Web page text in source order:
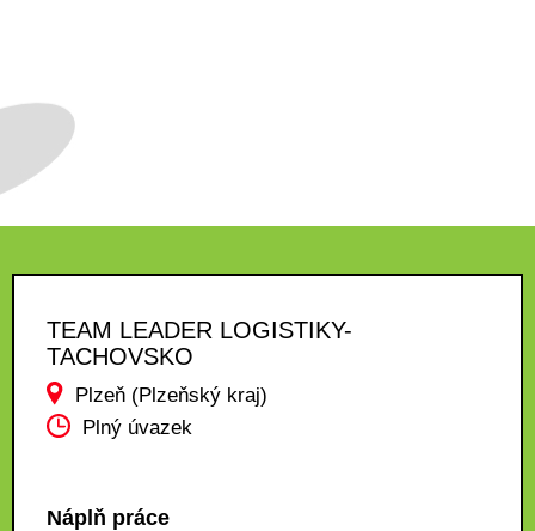
TEAM LEADER LOGISTIKY-
TACHOVSKO
Plzeň (Plzeňský kraj)
Plný úvazek
Náplň práce